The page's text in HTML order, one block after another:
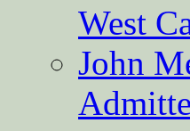
West
John